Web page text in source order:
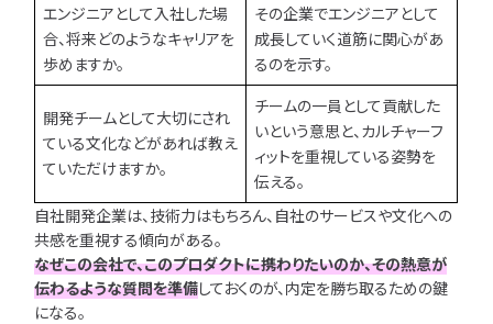
エンジニアとして入社した場
合、将来どのようなキャリアを
歩めますか。
その企業でエンジニアとして
成長していく道筋に関心があ
るのを示す。
開発チームとして大切にされ
ている文化などがあれば教え
ていただけますか。
チームの一員として貢献した
いという意思と、カルチャーフ
ィットを重視している姿勢を
伝える。
自社開発企業は、技術力はもちろん、自社のサービスや文化への
共感を重視する傾向がある。
なぜこの会社で、このプロダクトに携わりたいのか、その熱意が
伝わるような質問を準備しておくのが、内定を勝ち取るための鍵
になる。